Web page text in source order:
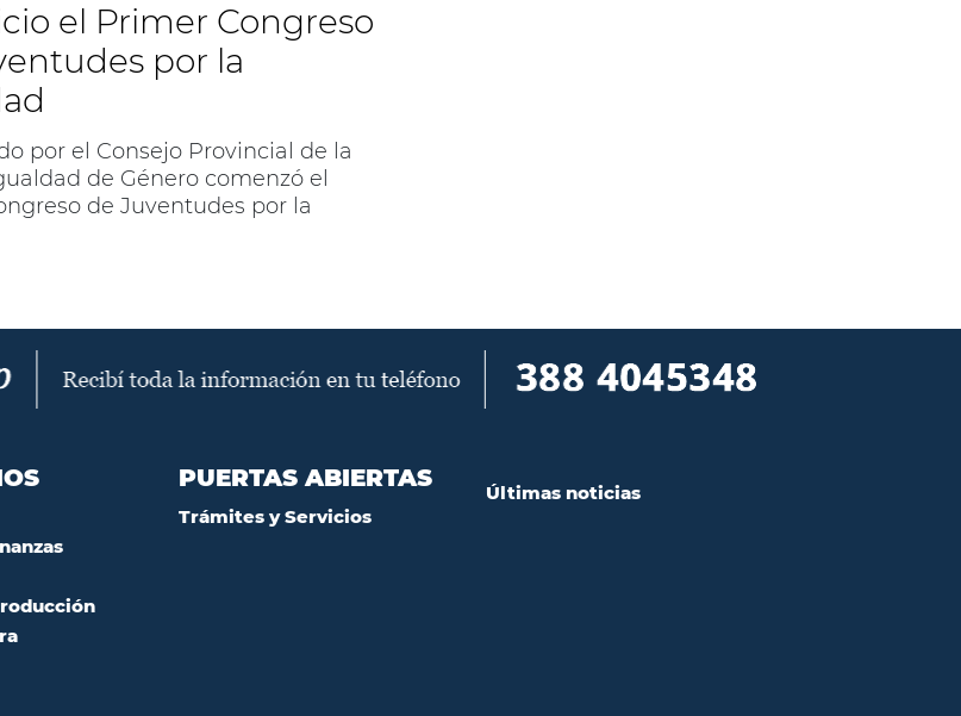
el Primer Congreso
por la
por el Consejo Provincial de la
de Género comenzó el
de Juventudes por la
PUERTAS ABIERTAS
Trámites y Servicios
Últimas noticias